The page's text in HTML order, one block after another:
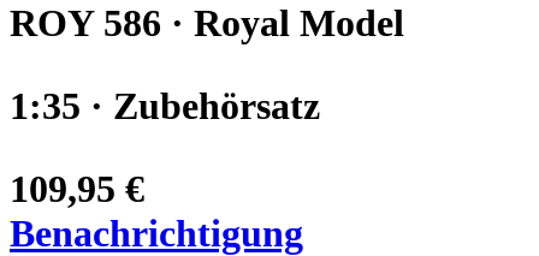
ROY 586 · Royal Model
1:35 · Zubehörsatz
109,95 €
Benachrichtigung